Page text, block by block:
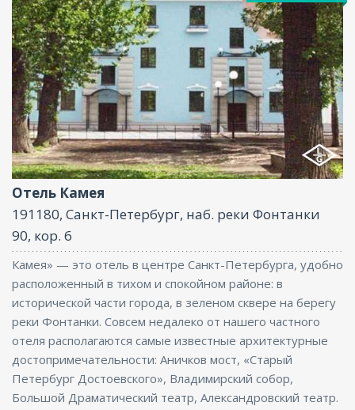
Ресторан, Размещение с животными, Бар,
Парковка, Интернет
Отель Камея
191180, Санкт-Петербург, наб. реки Фонтанки
90, кор. 6
Камея» — это отель в центре Санкт-Петербурга, удобно
расположенный в тихом и спокойном районе: в
исторической части города, в зеленом сквере на берегу
реки Фонтанки. Совсем недалеко от нашего частного
отеля располагаются самые известные архитектурные
достопримечательности: Аничков мост, «Старый
Петербург Достоевского», Владимирский собор,
Большой Драматический театр, Александровский театр.